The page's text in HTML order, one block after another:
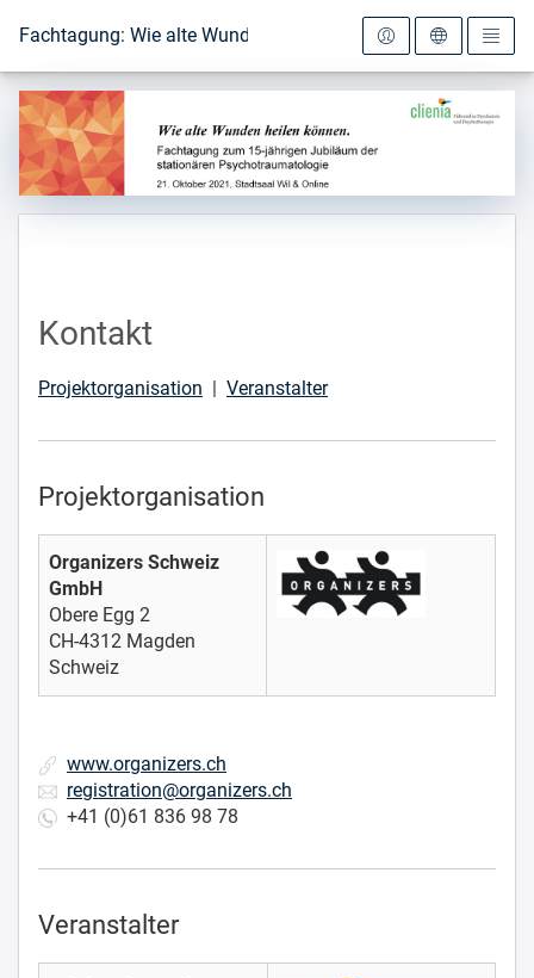
Zur Startseite
Fachtagung: Wie alte Wunden heilen können
Kontakt
Projektorganisation Veranstalter
Projektorganisation
Organizers Schweiz
GmbH
Obere Egg 2
CH-4312 Magden
Schweiz
www.organizers.ch
registration@organizers.ch
+41 (0)61 836 98 78
Veranstalter